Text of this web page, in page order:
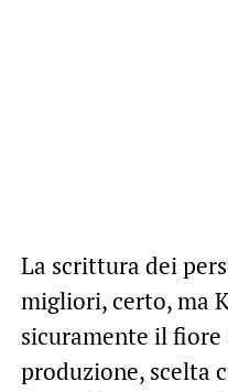
La scrittura dei
migliori, certo, ma
sicuramente il fiore
produzione, scelta